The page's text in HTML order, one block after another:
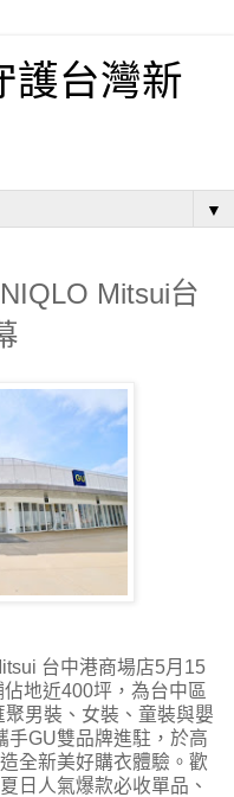
護台灣新
▼
Mitsui台
台中港商場店5月15
佔地近400坪，為台中區
男裝、女裝、童裝與嬰
手GU雙品牌進駐，於高
全新美好購衣體驗。歡
日人氣爆款必收單品、